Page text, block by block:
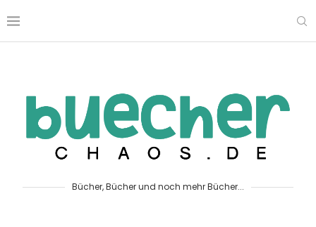
Bücher, Bücher und noch mehr Bücher...